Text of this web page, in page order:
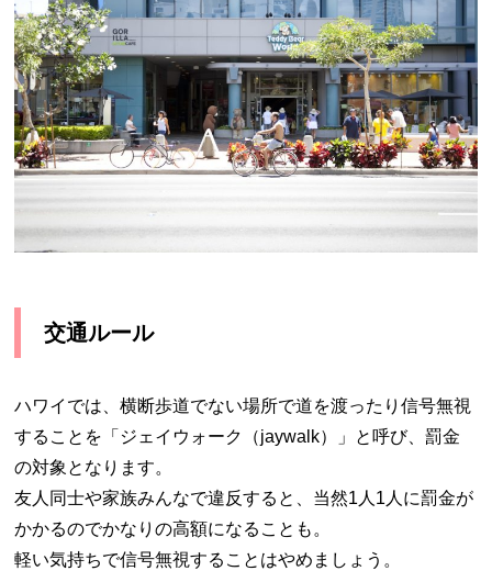
交通ルール
ハワイでは、横断歩道でない場所で道を渡ったり信号無視
することを「ジェイウォーク（jaywalk）」と呼び、罰金
の対象となります。
友人同士や家族みんなで違反すると、当然1人1人に罰金が
かかるのでかなりの高額になることも。
軽い気持ちで信号無視することはやめましょう。